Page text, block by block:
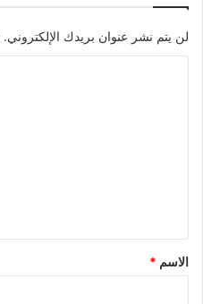
لن يتم نشر عنوان بريدك الإلكتروني.
*
الاسم *